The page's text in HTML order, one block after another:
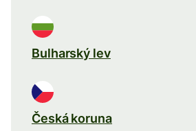
Bulharský lev
Česká koruna